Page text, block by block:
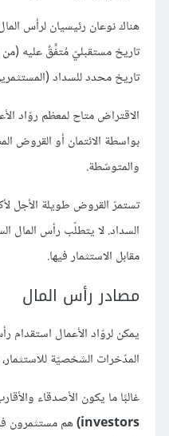
هناك نوعان رئيسيان لرأس
تاريخ مستقبليّ مُتفّّقٌ عليه (من
تاريخ محدد للسداد
الاقتراض متاح لمعظم روّاد
والمتوسّطة.
السداد. لا يتطلّب رأس المال
مقابل الاستثمار فيها.
مصادر رأس المال
يمكن لروّاد الأعمال
المدّخرات الشخصيّة
غالبًا ما يكون الأصدقاء
investors) هم مستثمرون